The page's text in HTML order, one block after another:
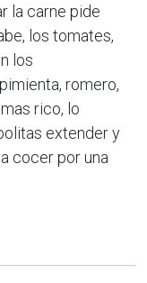
la carne pide
los tomates,
los
romero,
rico, lo
extender y
cocer por una